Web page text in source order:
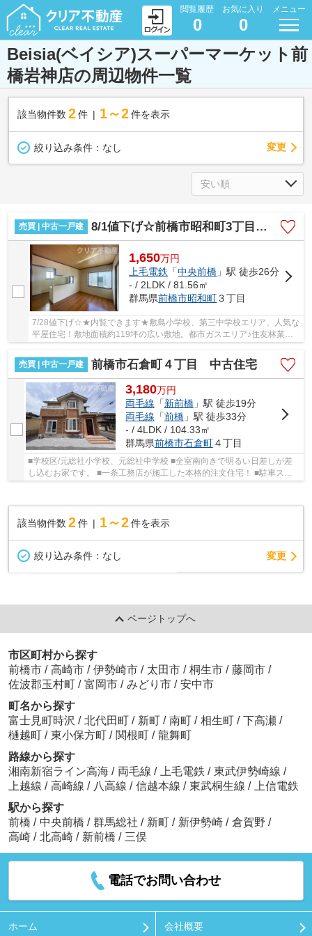
閲覧履歴
0
お気に入り
0
メニュー
Beisia(ベイシア)スーパーマーケット前
橋岩神店の周辺物件一覧
該当物件数 2件 1～2 件を表示
絞り込み条件： なし 変更
売買 | 中古一戸建 8/1値下げ☆前橋市昭和町3丁目 平屋住宅
1,650万円
上毛電鉄 「中央前橋 」駅 徒歩26分
- / 2LDK / 81.56㎡
群馬県前橋市昭和町３丁目
7/28値下げ☆★内覧できます★敷島小学校、第三中学校エリア、人気な
平屋住宅！敷地面積約119坪の広い敷地。都市ガスエリア♪住友林業施
売買 | 中古一戸建
前橋市石倉町４丁目 中古住宅
3,180万円
両毛線 「新前橋」駅 徒歩19分
両毛線 「前橋」駅 徒歩33分
- / 4LDK / 104.33㎡
群馬県前橋市石倉町４丁目
■学校区/元総社小学校、元総社中学校 ■全室南向きで明るい日差しが差
し込むお家です。 ■一条工務店が施工した本格的注文住宅！ ■駐車スペ
該当物件数 2件 1～2 件を表示
絞り込み条件： なし 変更
ページトップへ
市区町村から探す
前橋市 / 高崎市 / 伊勢崎市 / 太田市 / 桐生市 / 藤岡市 /
佐波郡玉村町 / 富岡市 / みどり市 / 安中市
町名から探す
富士見町時沢 / 北代田町 / 新町 / 南町 / 相生町 / 下高瀬 /
樋越町 / 東小保方町 / 関根町 / 龍舞町
路線から探す
湘南新宿ライン高海 / 両毛線 / 上毛電鉄 / 東武伊勢崎線 /
上越線 / 高崎線 / 八高線 / 信越本線 / 東武桐生線 / 上信電鉄
駅から探す
前橋 / 中央前橋 / 群馬総社 / 新町 / 新伊勢崎 / 倉賀野 /
高崎 / 北高崎 / 新前橋 / 三俣
電話でお問い合わせ
ホーム 会社概要